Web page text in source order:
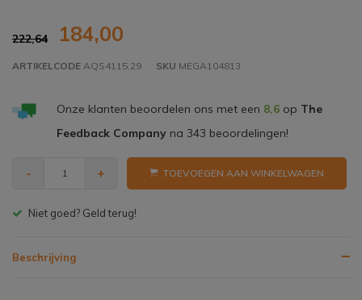
222,64 184,00
ARTIKELCODE AQS4115.29 SKU MEGA104813
Onze klanten beoordelen ons met een 8,6op The
Feedback Companyna 343 beoordelingen!
- + TOEVOEGEN AAN WINKELWAGEN
Gratis bezorgen v.a. € 150,- (NL)
Beschrijving